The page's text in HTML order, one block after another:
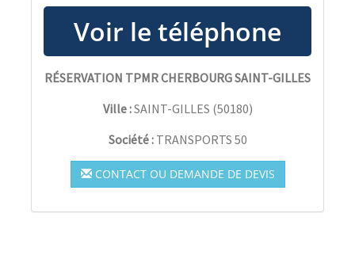
RÉSERVATION TPMR CHERBOURG SAINT-GILLES
Ville :SAINT-GILLES (50180)
Société : TRANSPORTS 50
CONTACT OU DEMANDE DE DEVIS